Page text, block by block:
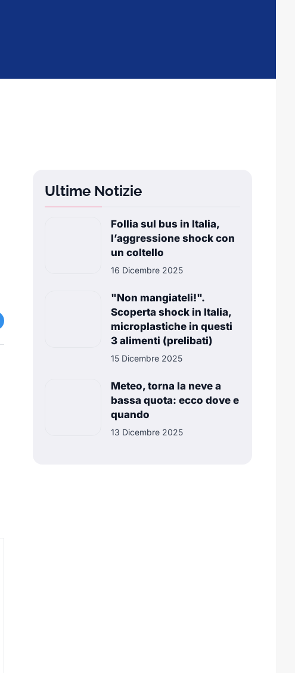
Ultime Notizie
Follia sul bus in Italia,
l’aggressione shock con
un coltello
16 Dicembre 2025
"Non mangiateli!".
Scoperta shock in Italia,
microplastiche in questi
3 alimenti (prelibati)
15 Dicembre 2025
Meteo, torna la neve a
bassa quota: ecco dove e
quando
13 Dicembre 2025